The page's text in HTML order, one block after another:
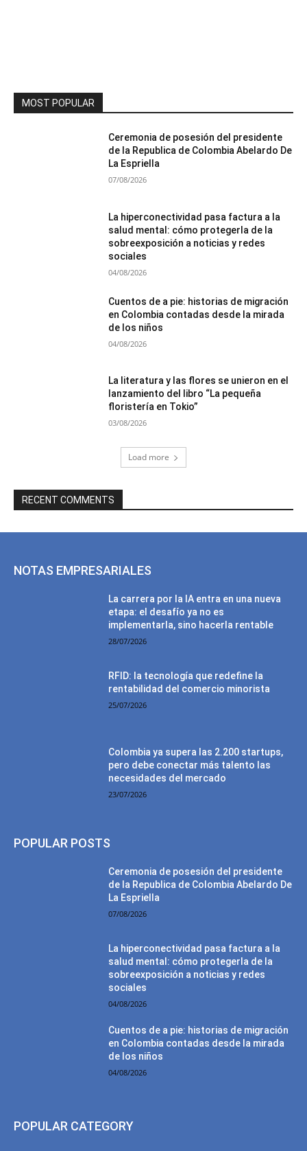
MOST POPULAR
Ceremonia de posesión del presidente
de la Republica de Colombia Abelardo De
La Espriella
07/08/2026
La hiperconectividad pasa factura a la
salud mental: cómo protegerla de la
sobreexposición a noticias y redes
sociales
04/08/2026
Cuentos de a pie: historias de migración
en Colombia contadas desde la mirada
de los niños
04/08/2026
La literatura y las flores se unieron en el
lanzamiento del libro “La pequeña
floristería en Tokio”
03/08/2026
Load more
RECENT COMMENTS
NOTAS EMPRESARIALES
La carrera por la IA entra en una nueva
etapa: el desafío ya no es
implementarla, sino hacerla rentable
28/07/2026
RFID: la tecnología que redefine la
rentabilidad del comercio minorista
25/07/2026
Colombia ya supera las 2.200 startups,
pero debe conectar más talento las
necesidades del mercado
23/07/2026
POPULAR POSTS
Ceremonia de posesión del presidente
de la Republica de Colombia Abelardo De
La Espriella
07/08/2026
La hiperconectividad pasa factura a la
salud mental: cómo protegerla de la
sobreexposición a noticias y redes
sociales
04/08/2026
Cuentos de a pie: historias de migración
en Colombia contadas desde la mirada
de los niños
04/08/2026
POPULAR CATEGORY